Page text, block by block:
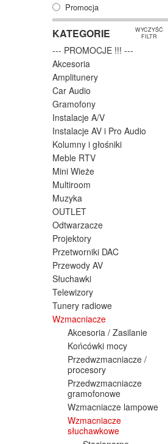
Promocja
KATEGORIE
WYCZYŚĆ
FILTR
--- PROMOCJE !!! ---
Akcesoria
Amplitunery
Car Audio
Gramofony
Instalacje A/V
Instalacje AV i Pro Audio
Kolumny i głośniki
Meble RTV
Mini Wieże
Multiroom
Muzyka
OUTLET
Odtwarzacze
Projektory
Przetworniki DAC
Przewody AV
Słuchawki
Telewizory
Tunery radiowe
Wzmacniacze
Akcesoria / Zasilanie
Końcówki mocy
Przedwzmacniacze /
procesory
Przedwzmacniacze
gramofonowe
Wzmacniacze lampowe
Wzmacniacze
słuchawkowe